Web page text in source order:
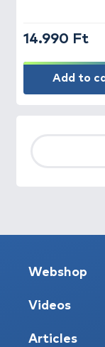
14.990 Ft
Add to
Webshop
Videos
Articles